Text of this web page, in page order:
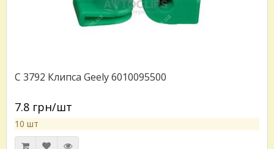
C 3792 Клипса Geely 6010095500
7.8 грн/шт
10 шт